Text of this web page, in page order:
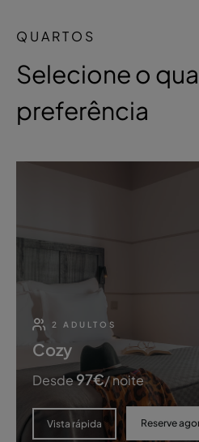
QUARTOS
Selecione o
preferência
2 ADULTOS
Cozy
Desde97€/ noite
Vista rápida Reserve